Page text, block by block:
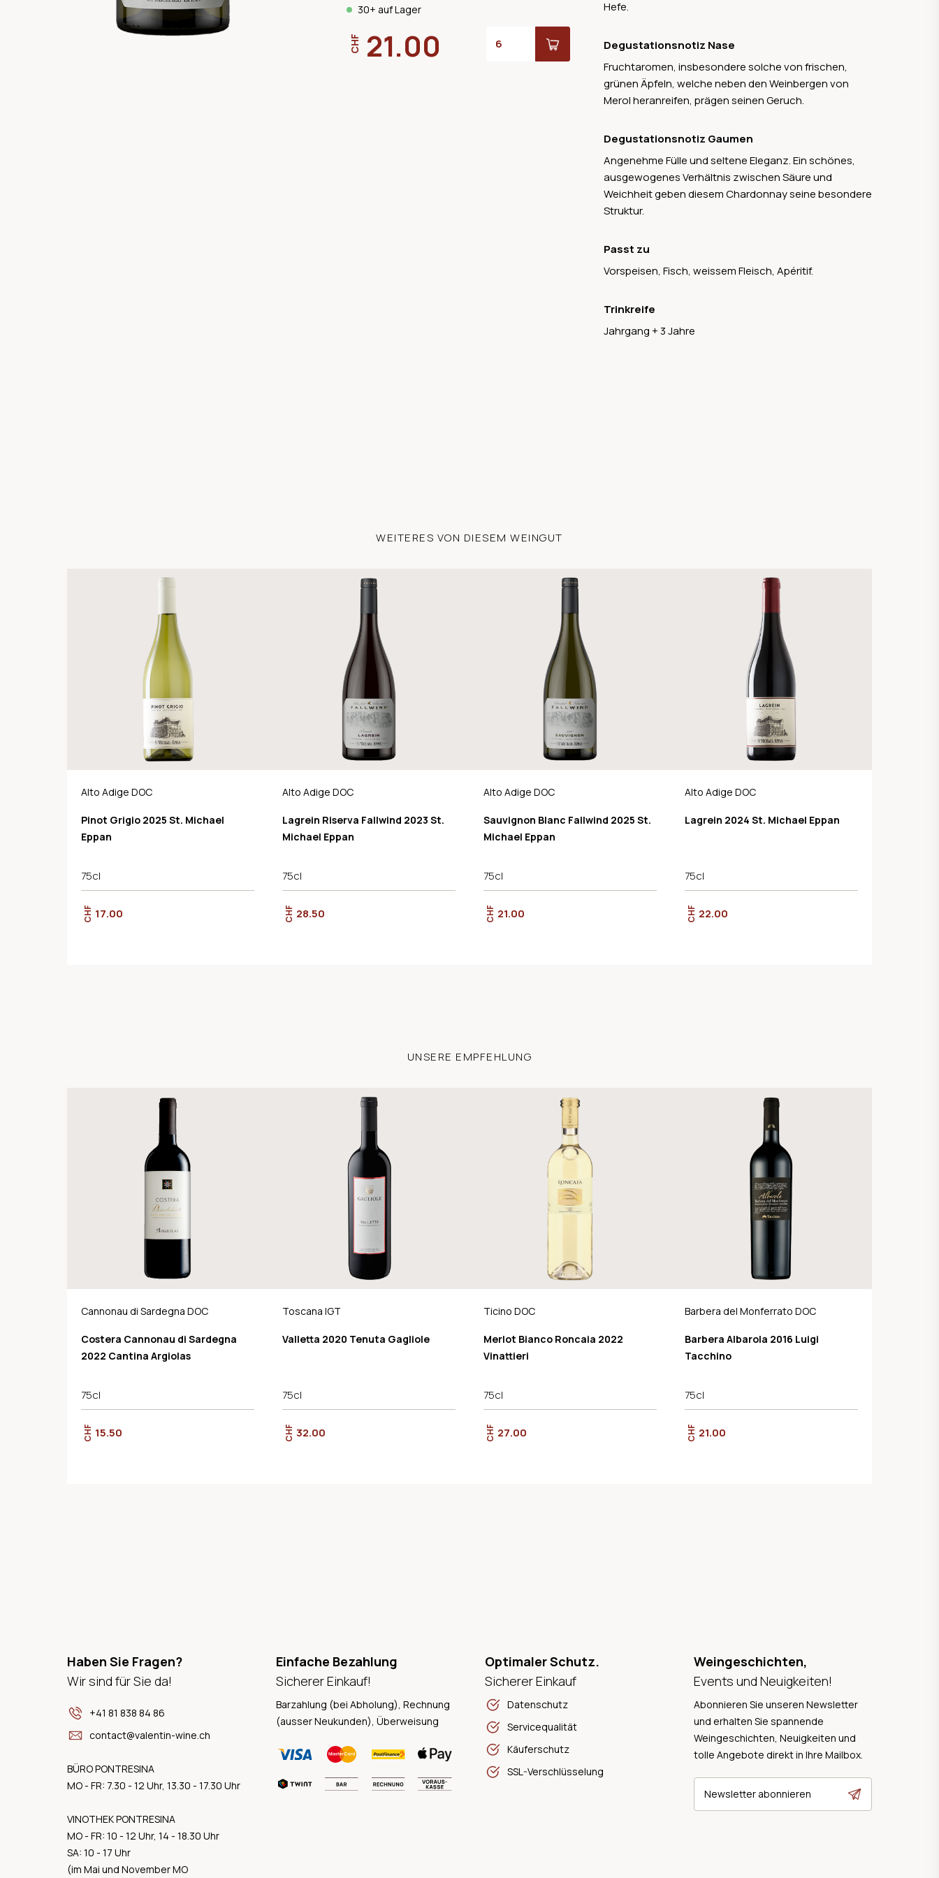
30+ auf Lager
CHF 21.00
Grigio, Pinot Bianco und Gewürztraminer. Dazu
Cabernet Sauvignon, welche sich ebenfalls auf
höchstem Niveau bewegen und sich durch ein
beispielloses Reifepotenzial auszeichnen. Besonders
bemerkenswert sind die Einzellagen-Weine, die das
Terroir besonders gut widerspiegeln und international
Hefe.
Degustationsnotiz Nase
Fruchtaromen, insbesondere solche von frischen,
grünen Äpfeln, welche neben den Weinbergen von
Merol heranreifen, prägen seinen Geruch.
Degustationsnotiz Gaumen
Angenehme Fülle und seltene Eleganz. Ein schönes,
ausgewogenes Verhältnis zwischen Säure und
Weichheit geben diesem Chardonnay seine besondere
Struktur.
Passt zu
Vorspeisen, Fisch, weissem Fleisch, Apéritif.
Trinkreife
Jahrgang + 3 Jahre
WEITERES VON DIESEM WEINGUT
Alto Adige DOC
Pinot Grigio 2025 St. Michael
Eppan
75cl
CHF 17.00
Alto Adige DOC
Lagrein Riserva Fallwind 2023 St.
Michael Eppan
75cl
CHF 28.50
Alto Adige DOC
Sauvignon Blanc Fallwind 2025 St.
Michael Eppan
75cl
CHF 21.00
Alto Adige DOC
Lagrein 2024 St. Michael Eppan
75cl
CHF 22.00
UNSERE EMPFEHLUNG
Cannonau di Sardegna DOC
Costera Cannonau di Sardegna
2022 Cantina Argiolas
75cl
CHF 15.50
Toscana IGT
Valletta 2020 Tenuta Gagliole
75cl
CHF 32.00
Ticino DOC
Merlot Bianco Roncaia 2022
Vinattieri
75cl
CHF 27.00
Barbera del Monferrato DOC
Barbera Albarola 2016 Luigi
Tacchino
75cl
CHF 21.00
Haben Sie Fragen?
Wir sind für Sie da!
+41 81 838 84 86
contact@valentin-wine.ch
BÜRO PONTRESINA
MO - FR: 7.30 - 12 Uhr, 13.30 - 17.30 Uhr
VINOTHEK PONTRESINA
MO - FR: 10 - 12 Uhr, 14 - 18.30 Uhr
SA: 10 - 17 Uhr
(im Mai und November MO
Einfache Bezahlung
Sicherer Einkauf!
Barzahlung (bei Abholung), Rechnung
(ausser Neukunden), Überweisung
Optimaler Schutz.
Sicherer Einkauf
Datenschutz
Servicequalität
Käuferschutz
SSL-Verschlüsselung
Weingeschichten,
Events und Neuigkeiten!
Abonnieren Sie unseren Newsletter
und erhalten Sie spannende
Weingeschichten, Neuigkeiten und
tolle Angebote direkt in Ihre Mailbox.
Newsletter abonnieren